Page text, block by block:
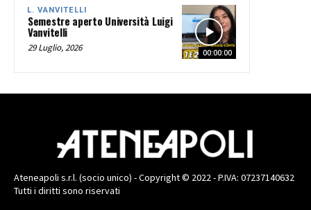
00:00:00
L. VANVITELLI
Semestre aperto Università Luigi
Vanvitelli
29 Luglio, 2026
Ateneapoli s.r.l. (socio unico) - Copyright © 2022 - P.IVA: 07237140632
Tutti i diritti sono riservati